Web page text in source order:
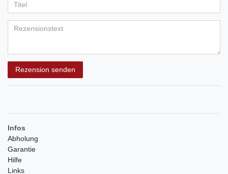
Bewertungssternen
Bewertungssternen
Bewertungssternen
Bewertungssternen
Bewertungssternen
Anzeigename
(optional)
Rezension senden
Infos
Abholung
Garantie
Hilfe
Links